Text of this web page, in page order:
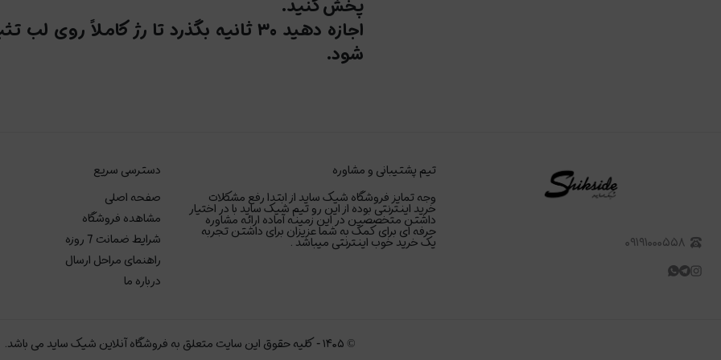
پخش کنید.
اجازه دهید ۳۰ ثانیه بگذرد تا رژ کاملاً روی لب
شود.
۰۹۱۹۱۰۰۰۵۵۸
تیم پشتیبانی و مشاوره
وجه تمایز فروشگاه شیک ساید از ابتدا رفع مشکلات
خرید اینترنتی بوده از این رو تیم شیک ساید با در اختیار
داشتن متخصصین در این زمینه آماده ارائه مشاوره
حرفه ای برای کمک به شما عزیزان برای داشتن تجربه
یک خرید خوب اینترنتی میباشد .
دسترسی سریع
صفحه اصلی
مشاهده فروشگاه
شرایط ضمانت 7 روزه
راهنمای مراحل ارسال
درباره ما
© ۱۴۰۵-کلیه حقوق این سایت متعلق به فروشگاه آنلاین شیک ساید می باشد.